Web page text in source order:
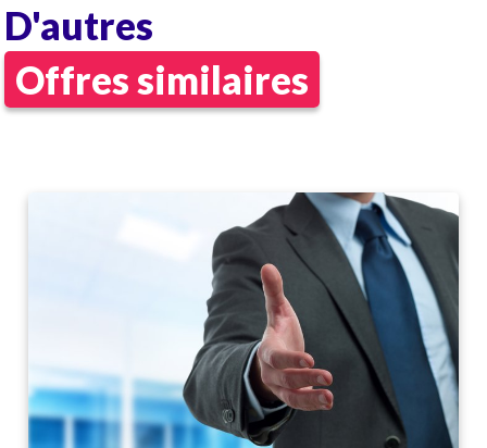
D'autres
Offres similaires